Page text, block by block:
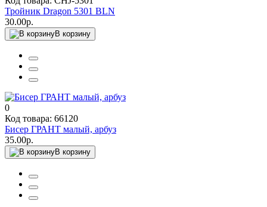
Тройник Dragon 5301 BLN
30.00р.
В корзину
0
Код товара: 66120
Бисер ГРАНТ малый, арбуз
35.00р.
В корзину